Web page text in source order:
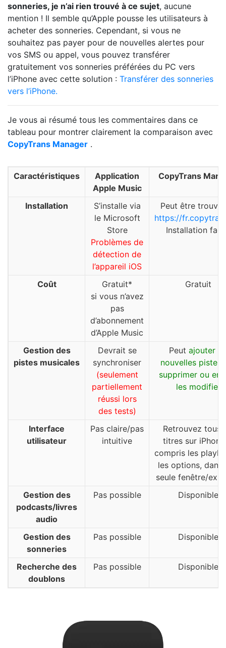
sonneries, je n’ai rien trouvé à ce sujet, aucune
mention ! Il semble qu’Apple pousse les utilisateurs à
acheter des sonneries. Cependant, si vous ne
souhaitez pas payer pour de nouvelles alertes pour
vos SMS ou appel, vous pouvez transférer
gratuitement vos sonneries préférées du PC vers
l’iPhone avec cette solution : Transférer des sonneries
vers l’iPhone.
Je vous ai résumé tous les commentaires dans ce
tableau pour montrer clairement la comparaison avec
CopyTrans Manager .
Caractéristiques
Application
Apple Music
CopyTrans
Installation
S’installe via
le Microsoft
Store
Problèmes de
détection de
l’appareil iOS
Peut être trouvé
https://
Installation
Coût
Gratuit*
si vous n’avez
pas
d’abonnement
d’Apple Music
Gratuit
Gestion des
pistes musicales
Devrait se
synchroniser
(seulement
partiellement
réussi lors
des tests)
Peut ajouter
nouvelles pistes,
supprimer ou
les modifier
Interface
utilisateur
Pas claire/pas
intuitive
Retrouvez tous
titres sur
compris les
les options, dans
seule fenêtre/
Gestion des
podcasts/livres
audio
Pas possible Disponible
Gestion des
sonneries
Pas possible Disponible
Recherche des
doublons
Pas possible Disponible